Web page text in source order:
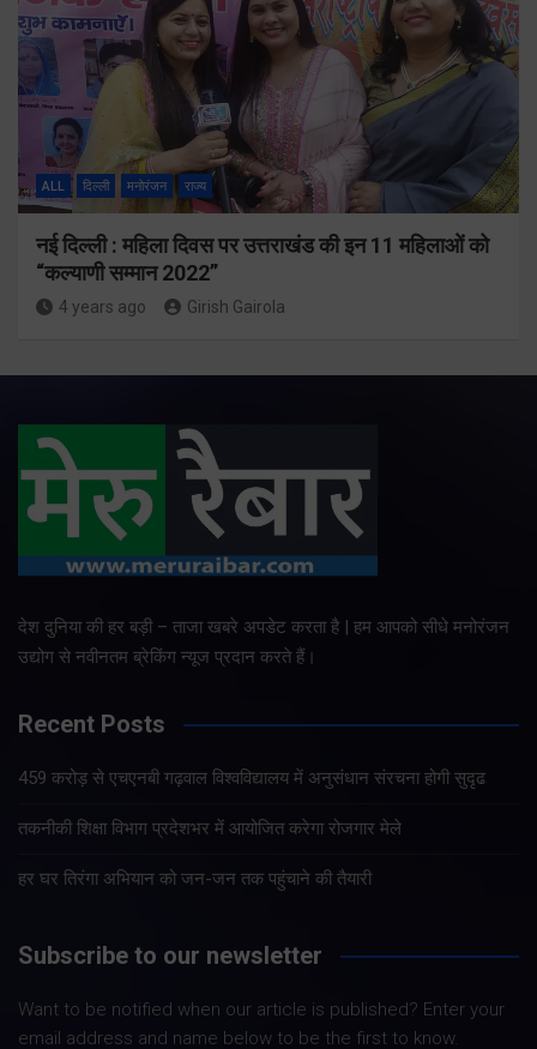
ALL दिल्ली मनोरंजन राज्य
नई दिल्ली : महिला दिवस पर उत्तराखंड की इन 11 महिलाओं को
“कल्याणी सम्मान 2022”
4 years ago Girish Gairola
देश दुनिया की हर बड़ी – ताजा खबरे अपडेट करता है | हम आपको सीधे मनोरंजन
उद्योग से नवीनतम ब्रेकिंग न्यूज प्रदान करते हैं।
Recent Posts
459 करोड़ से एचएनबी गढ़वाल विश्वविद्यालय में अनुसंधान संरचना होगी सुदृढ
तकनीकी शिक्षा विभाग प्रदेशभर में आयोजित करेगा रोजगार मेले
हर घर तिरंगा अभियान को जन-जन तक पहुंचाने की तैयारी
Subscribe to our newsletter
Want to be notified when our article is published? Enter your
email address and name below to be the first to know.